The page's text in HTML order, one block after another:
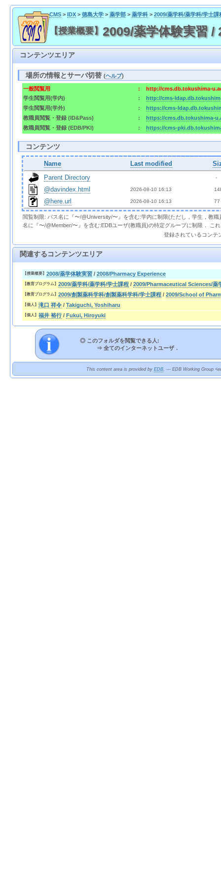
CMS> IDX> 徳島大学> 薬学部> 薬学科> 2009/薬学科/薬学科/学士課
【授業概要】 2009/薬学体験実習
コンテンツエリア
場所の情報とサーバ切替(ヘルプ)
一般閲覧用 :
http://cms.db.tokushima-
学生閲覧用(学内)
:
http://cms-
学生閲覧用(学外)
:
https://cms-
教職員閲覧・登録 (ID&Pass)
:
https://cms.db.tokushima-
教職員閲覧・登録 (EDB/PKI)
: https://cms-
コンテンツ
Name Last modified
Parent Directory
  -
@davindex.html 2026-08-10 16:13
@here.url 2026-08-10 16:13 77
閲覧制限: パス名に『〜/@University/〜』を含む:学内に制限(ただし，学生，教
名に『〜/@Member/〜』を含む:EDBユーザ(教職員)の特定グループに制限． こ
登録されているコンテ
関連するコンテンツエリア
【授業概要】 2008/薬学体験実習 / 2008/Pharmacy Experience
【教育プログラム】 2009/薬学科/薬学科/学士課程 / 2009/Pharmaceutical Sciences/
【教育プログラム】 2009/創製薬科学科/創製薬科学科/学士課程 / 2009/School of
【個人】 滝口 祥令 / Takiguchi, Yoshiharu
【個人】 福井 裕行 / Fukui, Hiroyuki
◎ このフォルダを閲覧できる人:
⇒ 全てのインターネットユーザ．
This content area is provided by EDB. --- EDB Working Group